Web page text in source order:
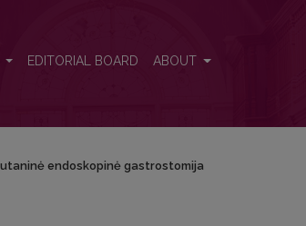
EDITORIAL BOARD ABOUT
endoskopinė gastrostomija